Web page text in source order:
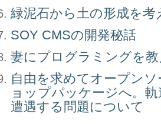
緑泥石から土の形成を考
SOY CMSの開発秘話
妻にプログラミングを
自由を求めてオープン
ョップパッケージへ。
遭遇する問題について